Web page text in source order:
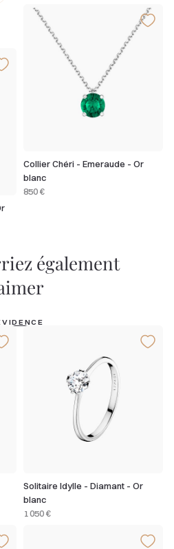
Collier Chéri - Emeraude - Or
blanc
850 €
également
Solitaire Idylle - Diamant - Or
blanc
1 050 €